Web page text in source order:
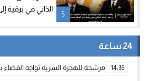
5
الذاتي في برقية
24 ساعة
14:36 مرشحة للهجرة السرية تواجه